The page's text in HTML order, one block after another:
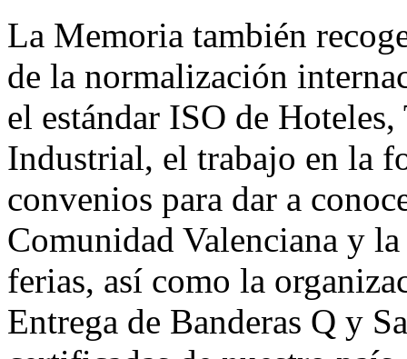
La Memoria también
de la normalización
el estándar ISO de
Industrial, el trabajo en la
convenios para dar a
Comunidad Valenciana y
ferias, así como la
Entrega de Banderas Q y